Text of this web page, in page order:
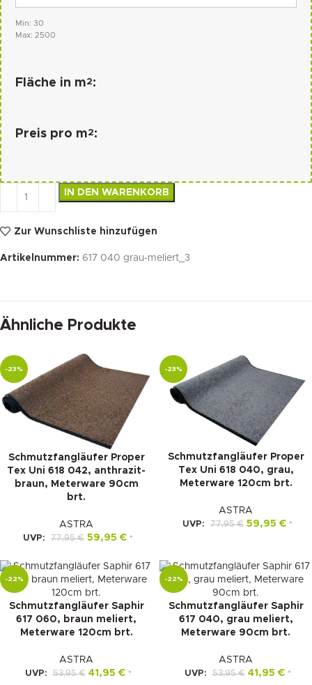
Min: 30
Max: 2500
Fläche in m2:
Preis pro m2:
IN DEN WARENKORB
Zur Wunschliste hinzufügen
Artikelnummer: 617 040 grau-meliert_3
Ähnliche Produkte
-23%
Schmutzfangläufer Proper
Tex Uni 618 042, anthrazit-
braun, Meterware 90cm
brt.
ASTRA
UVP: 77,95€ 59,95 € *
-23%
Schmutzfangläufer Proper
Tex Uni 618 040, grau,
Meterware 120cm brt.
ASTRA
UVP: 77,95€ 59,95 € *
-22%
Schmutzfangläufer Saphir
617 060, braun meliert,
Meterware 120cm brt.
ASTRA
UVP: 53,95€ 41,95 € *
-22%
Schmutzfangläufer Saphir
617 040, grau meliert,
Meterware 90cm brt.
ASTRA
UVP: 53,95€ 41,95 € *